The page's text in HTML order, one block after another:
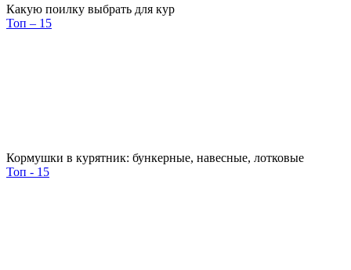
Какую поилку выбрать для кур
Топ – 15
Кормушки в курятник: бункерные, навесные, лотковые
Топ - 15